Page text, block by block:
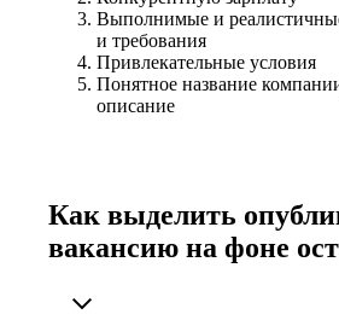
Выполнимые и
и требования
Привлекательные условия
Понятное название
описание
Как выделить
вакансию на фоне